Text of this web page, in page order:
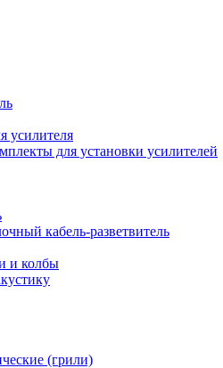
усилителя
для установки усилителей
кабель-разветвитель
и колбы
(грили)